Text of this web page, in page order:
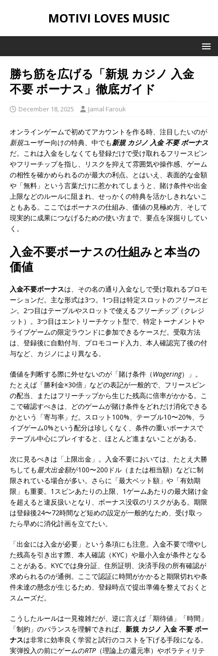
MOTIVI LOVES MUSIC
勝ち筋を広げる「新規 カジノ 入金
不要 ボーナス」徹底ガイド
December 18, 2025 Jamal Farouk
オンラインゲームで初めてアカウントを作る時、注目したいのが
新規ユーザー向けの特典、中でも新規 カジノ 入金 不要 ボーナス
だ。これは入金をしなくても登録だけで受け取れるフリースピン
やフリーチップを指し、リスクを抑えて雰囲気や操作感、ゲーム
の相性を確かめられるのが最大の利点。とはいえ、表面的な金額
や「無料」という言葉だけに惹かれてしまうと、賭け条件や出金
上限などのルールに阻まれ、せっかくの特典を活かしきれないこ
ともある。ここではボーナスの仕組み、価値の見極め方、そして
現実的に成果につなげるための使い方まで、要点を深掘りしてい
く。
入金不要ボーナスの仕組みと本当の
価値
入金不要ボーナスは、その名の通り入金なしで受け取れるプロモ
ーションだ。主な形式は3つ。1つ目は特定スロットのフリースピ
ン。2つ目はテーブルやスロットで使える フリーチップ（クレジ
ット）。3つ目はエントリーチケット型で、特定トーナメントや
ライブゲームの限定ラウンドに参加できるケースだ。受取方法
は、登録後に自動付与、プロモコード入力、本人確認完了後の付
与など、カジノにより異なる。
価値を判断する際に外せないのが「賭け条件（Wagering）」。
たとえば「勝利金×30倍」などの表記が一般的で、フリースピン
の配当、またはフリーチップから生じた残高に倍率がかかる。こ
こで確認すべきは、どのゲームが賭け条件をどれだけ消化できる
かという「寄与率」だ。スロット100%、テーブル10〜20%、ラ
イブゲーム0%という配分は珍しくなく、条件の重いボーナスで
テーブル中心にプレイすると、ほとんど進まないことがある。
次に見るべきは「上限出金」。入金不要においては、たとえ大勝
ちしても最大出金額が100〜200ドル（または相当額）などに制
限されている場合が多い。さらに「最大ベット額」や「有効期
限」も重要。1スピンあたりの上限、1ゲームあたりの最大賭け金
を超えると違反扱いとなり、ボーナス没収のリスクがある。期限
は登録後24〜72時間など短めの設定が一般的なため、受け取っ
たら早めに消化計画を立てたい。
「出金には入金が必要」という条項にも注意。入金不要で増やし
た残高を引き出す際、本人確認（KYC）や最小入金が条件となる
ことがある。KYCでは身分証、住所証明、決済手段の所有確認が
求められるのが通例。ここで認証に時間がかかると期限切れや条
件未達の懸念が生じるため、登録時点で提出準備を整えておくと
スムーズだ。
こうしたルールは一見複雑だが、逆に言えば「期待値」「時間」
「制約」のバランスを理解できれば、 新規 カジノ 入金 不要 ボー
ナスは非常に効率良く学習と試行のコストを下げる手段になる。
実弾投入の前にゲームのRTP （理論上の還元率）やボラティリテ